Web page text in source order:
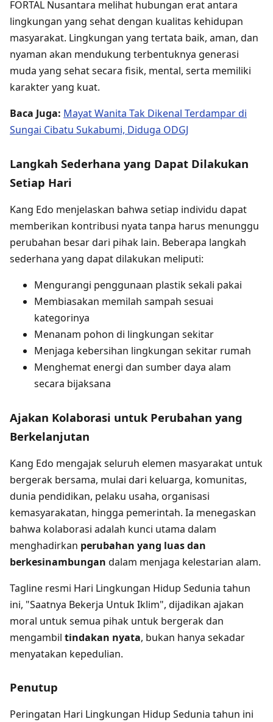
FORTAL Nusantara melihat hubungan erat antara
lingkungan yang sehat dengan kualitas kehidupan
masyarakat. Lingkungan yang tertata baik, aman, dan
nyaman akan mendukung terbentuknya generasi
muda yang sehat secara fisik, mental, serta memiliki
karakter yang kuat.
Baca Juga: Mayat Wanita Tak Dikenal Terdampar di
Sungai Cibatu Sukabumi, Diduga ODGJ
Langkah Sederhana yang Dapat Dilakukan
Setiap Hari
Kang Edo menjelaskan bahwa setiap individu dapat
memberikan kontribusi nyata tanpa harus menunggu
perubahan besar dari pihak lain. Beberapa langkah
sederhana yang dapat dilakukan meliputi:
Mengurangi penggunaan plastik sekali pakai
Membiasakan memilah sampah sesuai
kategorinya
Menanam pohon di lingkungan sekitar
Menjaga kebersihan lingkungan sekitar rumah
Menghemat energi dan sumber daya alam
secara bijaksana
Ajakan Kolaborasi untuk Perubahan yang
Berkelanjutan
Kang Edo mengajak seluruh elemen masyarakat untuk
bergerak bersama, mulai dari keluarga, komunitas,
dunia pendidikan, pelaku usaha, organisasi
kemasyarakatan, hingga pemerintah. Ia menegaskan
bahwa kolaborasi adalah kunci utama dalam
menghadirkan perubahan yang luas dan
berkesinambungan dalam menjaga kelestarian alam.
Tagline resmi Hari Lingkungan Hidup Sedunia tahun
ini, "Saatnya Bekerja Untuk Iklim", dijadikan ajakan
moral untuk semua pihak untuk bergerak dan
mengambil tindakan nyata, bukan hanya sekadar
menyatakan kepedulian.
Penutup
Peringatan Hari Lingkungan Hidup Sedunia tahun ini